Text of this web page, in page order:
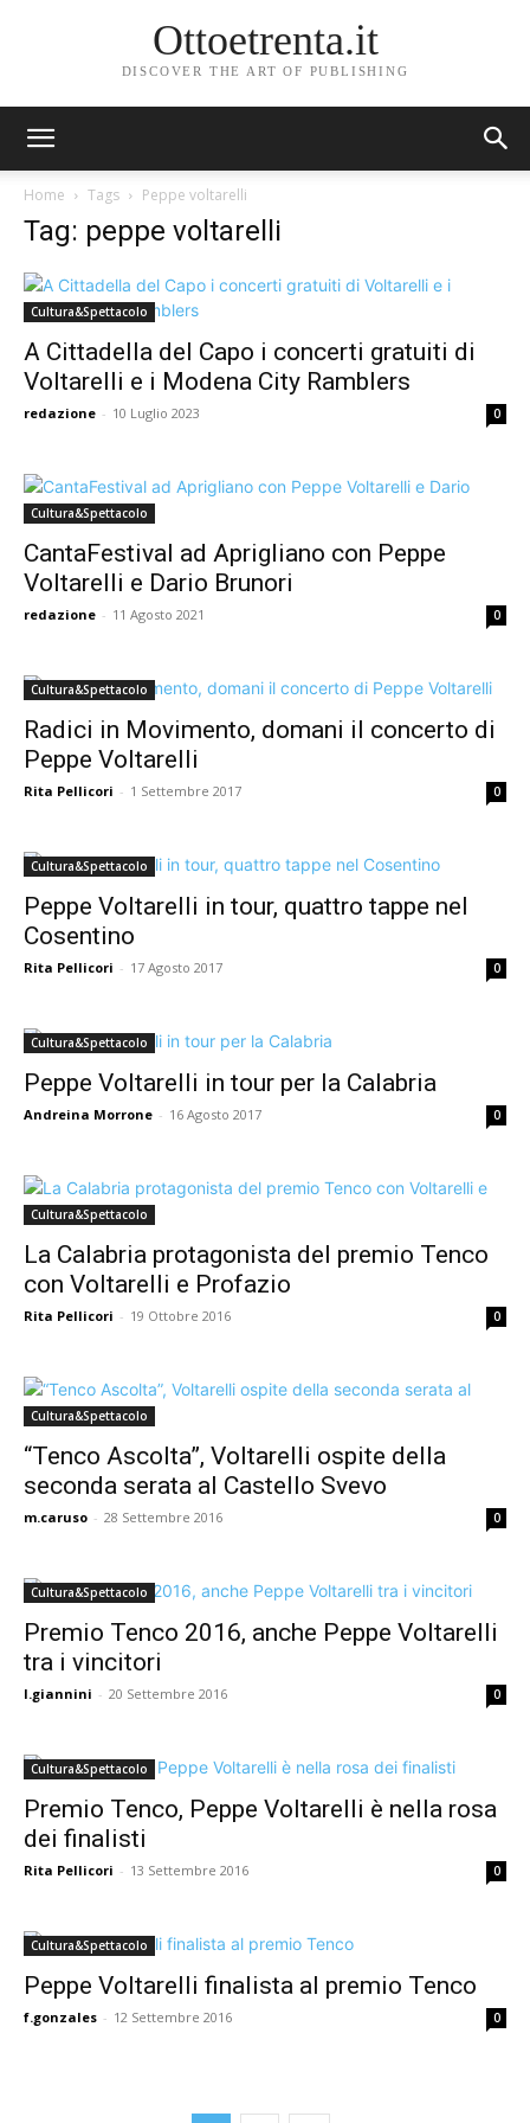
Ottoetrenta.it
DISCOVER THE ART OF PUBLISHING
Home Tags Peppe voltarelli
Tag: peppe voltarelli
Cultura&Spettacolo
A Cittadella del Capo i concerti gratuiti di
Voltarelli e i Modena City Ramblers
redazione - 10 Luglio 2023 0
Cultura&Spettacolo
CantaFestival ad Aprigliano con Peppe
Voltarelli e Dario Brunori
redazione - 11 Agosto 2021 0
Cultura&Spettacolo
Radici in Movimento, domani il concerto di
Peppe Voltarelli
Rita Pellicori - 1 Settembre 2017 0
Cultura&Spettacolo
Peppe Voltarelli in tour, quattro tappe nel
Cosentino
Rita Pellicori - 17 Agosto 2017 0
Cultura&Spettacolo
Peppe Voltarelli in tour per la Calabria
Andreina Morrone - 16 Agosto 2017 0
Cultura&Spettacolo
La Calabria protagonista del premio Tenco
con Voltarelli e Profazio
Rita Pellicori - 19 Ottobre 2016 0
Cultura&Spettacolo
“Tenco Ascolta”, Voltarelli ospite della
seconda serata al Castello Svevo
m.caruso - 28 Settembre 2016 0
Cultura&Spettacolo
Premio Tenco 2016, anche Peppe Voltarelli
tra i vincitori
l.giannini - 20 Settembre 2016 0
Cultura&Spettacolo
Premio Tenco, Peppe Voltarelli è nella rosa
dei finalisti
Rita Pellicori - 13 Settembre 2016 0
Cultura&Spettacolo
Peppe Voltarelli finalista al premio Tenco
f.gonzales - 12 Settembre 2016 0